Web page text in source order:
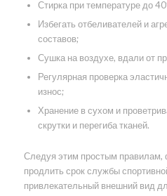
Стирка при температуре до
Избегать отбеливателей и
составов;
Сушка на воздухе, вдали от
Регулярная проверка
износ;
Хранение в сухом и
скрутки и перегиба тканей.
Следуя этим простым правилам,
продлить срок службы
привлекательный внешний вид